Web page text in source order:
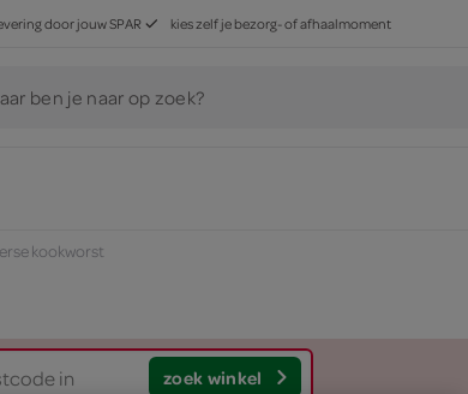
door jouw SPAR kies zelf je bezorg- of afhaalmoment
ben je naar op zoek?
kookworst
zoek winkel